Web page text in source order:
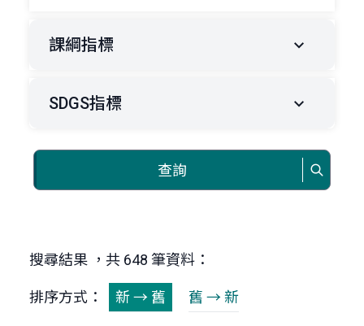
課綱指標
SDGS指標
查詢
搜尋結果 ，共 648 筆資料：
排序方式： 新 → 舊 舊 → 新